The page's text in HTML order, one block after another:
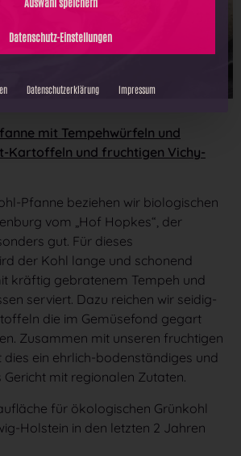
mit Tempehwürfeln und
Kartoffeln und fruchtigen Vichy-
Pfanne beziehen wir biologischen
vom „Hof Hopkes“, der
gut. Für dieses
der Kohl lange und schonend
kräftig gebratenem Tempeh und
serviert. Dazu reichen wir seidig-
die im Gemüsefond gegart
Zusammen mit unseren fruchtigen
ein ehrlich-bodenständiges und
mit regionalen Zutaten.
für ökologischen Grünkohl
Holstein in den letzten 2 Jahren
Alle akzeptieren
Datenschutz-Einstellungen
Datenschutzerklärung Impressum